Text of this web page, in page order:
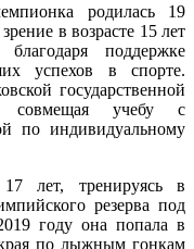
родилась 19
в возрасте 15 лет
поддержке
успехов в спорте.
государственной
совмещая учебу с
по индивидуальному
лет, тренируясь в
резерва под
году она попала в
по лыжным гонкам